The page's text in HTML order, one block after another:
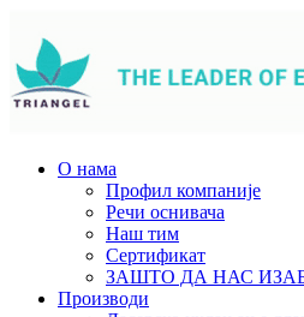
О нама
Профил компаније
Речи оснивача
Наш тим
Сертификат
ЗАШТО ДА НАС
Производи